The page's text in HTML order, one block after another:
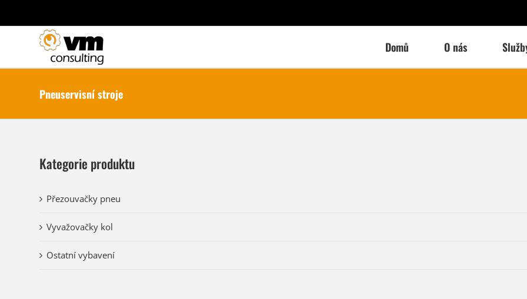
na
Domů O nás
Pneuservisní stroje
Kategorie produktu
Přezouvačky pneu
Vyvažovačky kol
Ostatní vybavení